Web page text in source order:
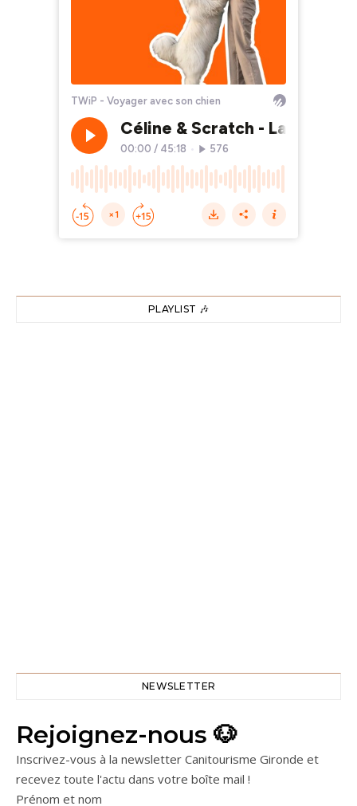
PLAYLIST 🎶
NEWSLETTER
Rejoignez-nous 🐶
Inscrivez-vous à la newsletter Canitourisme Gironde et
recevez toute l'actu dans votre boîte mail !
Prénom et nom